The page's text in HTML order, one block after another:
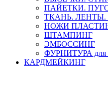
ПАЙЕТКИ.
ТКАНЬ.
НОЖИ
ШТАМПИНГ
ЭМБОССИНГ
ФУРНИТУРА для
КАРДМЕЙКИНГ